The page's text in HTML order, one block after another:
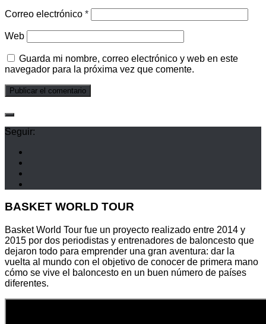
Correo electrónico *
Web
Guarda mi nombre, correo electrónico y web en este
navegador para la próxima vez que comente.
Seguir:
BASKET WORLD TOUR
Basket World Tour fue un proyecto realizado entre 2014 y
2015 por dos periodistas y entrenadores de baloncesto que
dejaron todo para emprender una gran aventura: dar la
vuelta al mundo con el objetivo de conocer de primera mano
cómo se vive el baloncesto en un buen número de países
diferentes.